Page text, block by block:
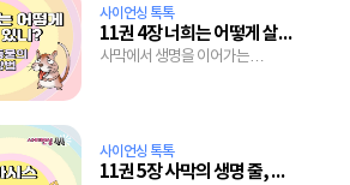
사이언싱 톡톡
11권 4장 너희는 어떻게 살고 있니?
사막에서 생명을 이어가는
사이언싱 톡톡
11권 5장 사막의 생명 줄, 오아시스